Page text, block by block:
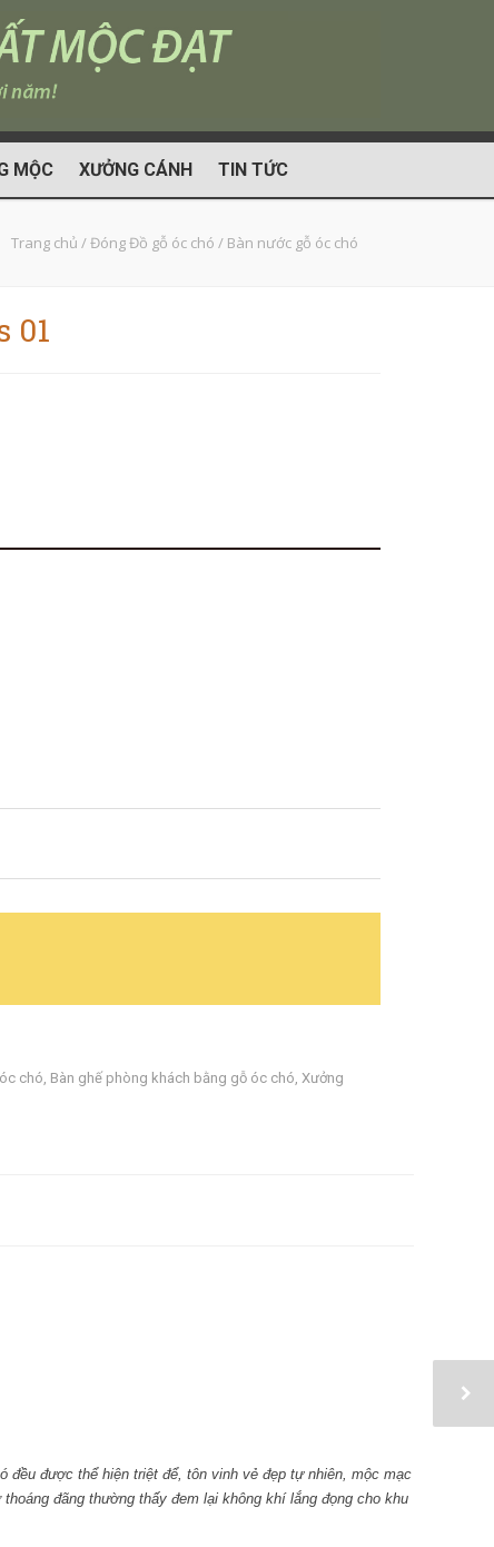
MỘC XƯỞNG CÁNH TIN TỨC
Trang chủ /Đóng Đồ gỗ óc chó / Bàn nước gỗ óc chó
01
chó, Bàn ghế phòng khách bằng gỗ óc chó, Xưởng
đều được thể hiện triệt để, tôn vinh vẻ đẹp tự nhiên, mộc mạc
đãng thường thấy đem lại không khí lắng đọng cho khu